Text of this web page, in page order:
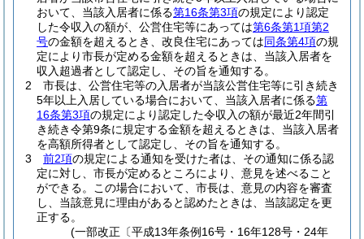
おいて、当該入居者に係る第16条第3項の規定により認定
した令収入の額が、公営住宅等にあっては第6条第1項第2
号の金額を超えるとき、改良住宅にあっては同条第4項の規
定により市長が定める金額を超えるときは、当該入居者を
収入超過者として認定し、その旨を通知する。
2
市長は、公営住宅等の入居者が当該公営住宅等に引き続き
5年以上入居している場合において、当該入居者に係る第
16条第3項の規定により認定した令収入の額が最近2年間引
き続き令第9条に規定する金額を超えるときは、当該入居者
を高額所得者として認定し、その旨を通知する。
3
前2項の規定による通知を受けた者は、その通知に係る認
定に対し、市長が定めるところにより、意見を述べること
ができる。
この場合において、市長は、意見の内容を審査
し、当該意見に理由があると認めたときは、当該認定を更
正する。
(一部改正〔平成13年条例16号・16年128号・24年